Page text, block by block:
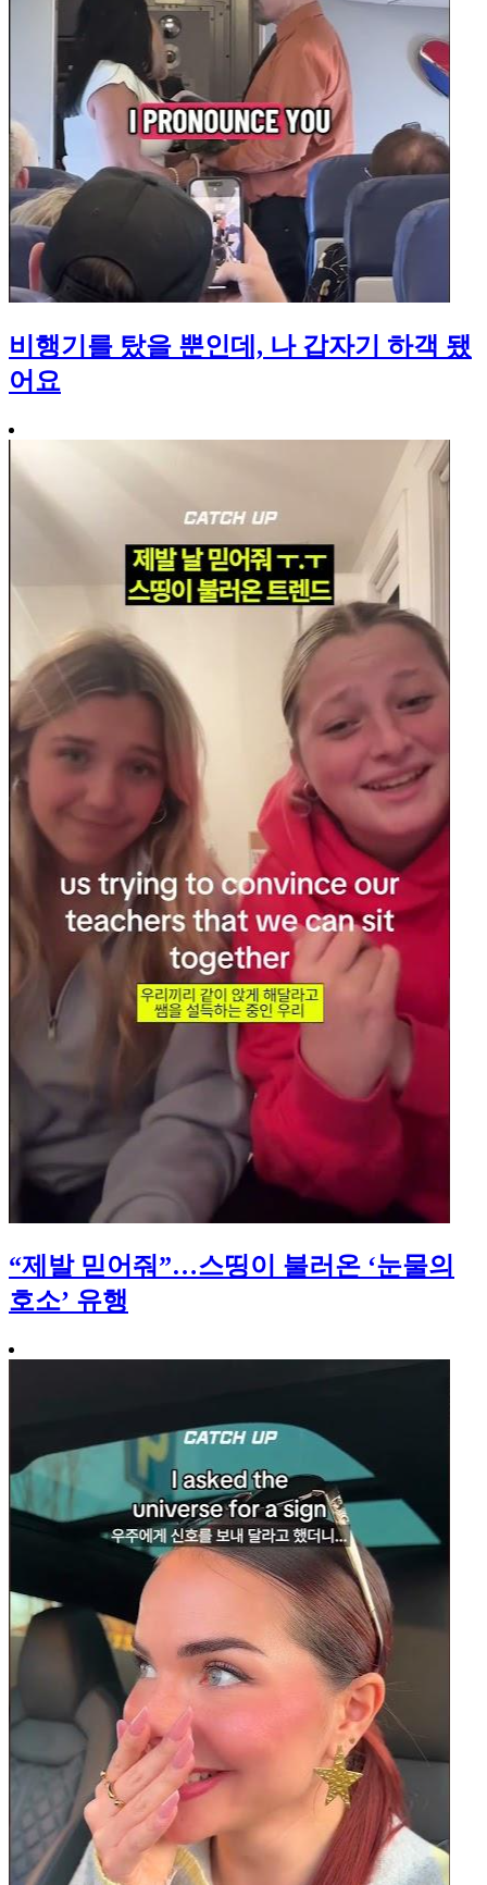
비행기를 탔을 뿐인데, 나 갑자기 하객 됐
어요
“제발 믿어줘”…스띵이 불러온 ‘눈물의
호소’ 유행